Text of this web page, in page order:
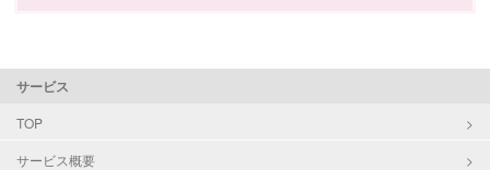
サービス
TOP
サービス概要